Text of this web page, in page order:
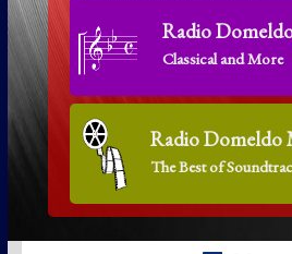
Radio
Classical and More
Radio Domeldo
The Best of